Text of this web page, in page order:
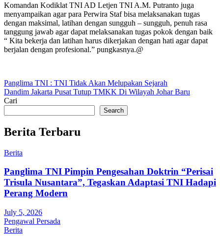
Komandan Kodiklat TNI AD Letjen TNI A.M. Putranto juga
menyampaikan agar para Perwira Staf bisa melaksanakan tugas
dengan maksimal, latihan dengan sungguh – sungguh, penuh rasa
tanggung jawab agar dapat melaksanakan tugas pokok dengan baik
“ Kita bekerja dan latihan harus dikerjakan dengan hati agar dapat
berjalan dengan profesional.” pungkasnya.@
Post
navigation
Panglima TNI : TNI Tidak Akan Melupakan Sejarah
Dandim Jakarta Pusat Tutup TMKK Di Wilayah Johar Baru
Cari
Search
Berita Terbaru
Berita
Panglima TNI Pimpin Pengesahan Doktrin “Perisai
Trisula Nusantara”, Tegaskan Adaptasi TNI Hadapi
Perang Modern
July 5, 2026
Pengawal Persada
Berita